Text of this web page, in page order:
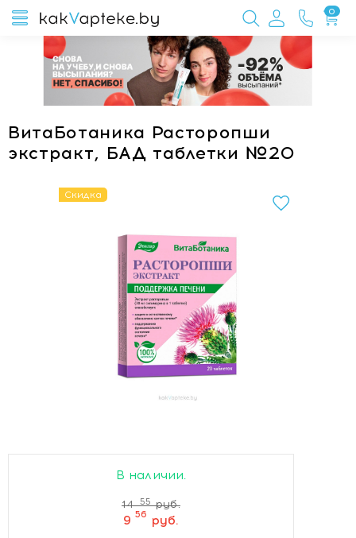
0
ВитаБотаника Расторопши
экстракт, БАД таблетки №20
Скидка
В наличии.
14 55 руб.
9 56 руб.